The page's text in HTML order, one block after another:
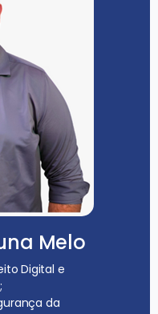
Melo
Digital e
da